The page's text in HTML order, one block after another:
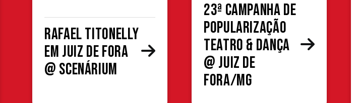
Rafael Titonelly
em Juiz de Fora
@ Scenárium
23ª Campanha de
Popularização
Teatro & Dança
@ Juiz de
Fora/MG